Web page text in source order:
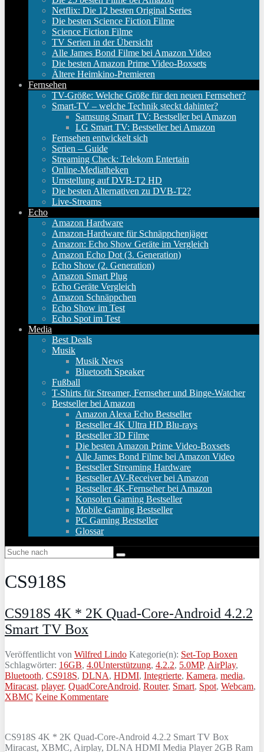
Netflix: Die 12 besten Original Series
Die besten Science Fiction Filme
Science Fiction Filme
TV Serien in der Übersicht
Alle James Bond Filme bei Amazon Video
Die besten Amazon Prime Video-Boxsets
Ältere Heimkino-Premieren
Fernsehen
TV-Größe: Welche Größe für den neuen Fernseher?
Smart-TV – welche Technik steckt dahinter?
Samsung Smart TV: Bestseller bei Amazon
LG Smart TV: Bestseller bei Amazon
Fernsehen entwickelt sich
Serien – Guide
Streaming Check: Telekom Entertain
Online-Mediatheken
Umstellung auf DVB-T2 HD
Die besten Alternativen zu DVB-T2?
Live-Streams
Echo
Amazon Hardware
Amazon-Hardware für Schnäppchenjäger
Amazon: Echo Show Geräte im Vergleich
Amazon Echo Dot (3. Generation)
Echo Show (2. Generation)
Amazon Smart Plug
Echo Geräte Vergleich
Amazon Schnäppchen
Echo Show im Test
Echo Spot im Test
Media
Best Deals
Musik
Musik News
Bluetooth Speaker
Fußball
T-Shirts für Streamer, Fernseher und Binge-Watcher
Bestseller bei Amazon
Amazon Alexa Echo Bestseller
Bestseller 4K Ultra HD Blu-rays
Bestseller 3D Filme
Die besten Amazon Prime Video-Boxsets
Alle James Bond Filme bei Amazon Video
Bestseller Streaming Hardware
Bestseller AV-Receiver bei Amazon
Bestseller 4K-Fernseher bei Amazon
Konsolen Gaming Bestseller
Mobile Gaming Bestseller
PC Gaming Bestseller
Glossar
CS918S
CS918S 4K * 2K Quad-Core-Android 4.2.2
Smart TV Box
Veröffentlicht von Wilfred Lindo Kategorie(n): Set-Top Boxen
Schlagwörter: 16GB, 4.0Unterstützung, 4.2.2, 5.0MP, AirPlay,
Bluetooth, CS918S, DLNA, HDMI, Integrierte, Kamera, media,
Miracast, player, QuadCoreAndroid, Router, Smart, Spot, Webcam,
XBMC Keine Kommentare
CS918S 4K * 2K Quad-Core-Android 4.2.2 Smart TV Box
Miracast, XBMC, Airplay, DLNA HDMI Media Player 2GB Ram